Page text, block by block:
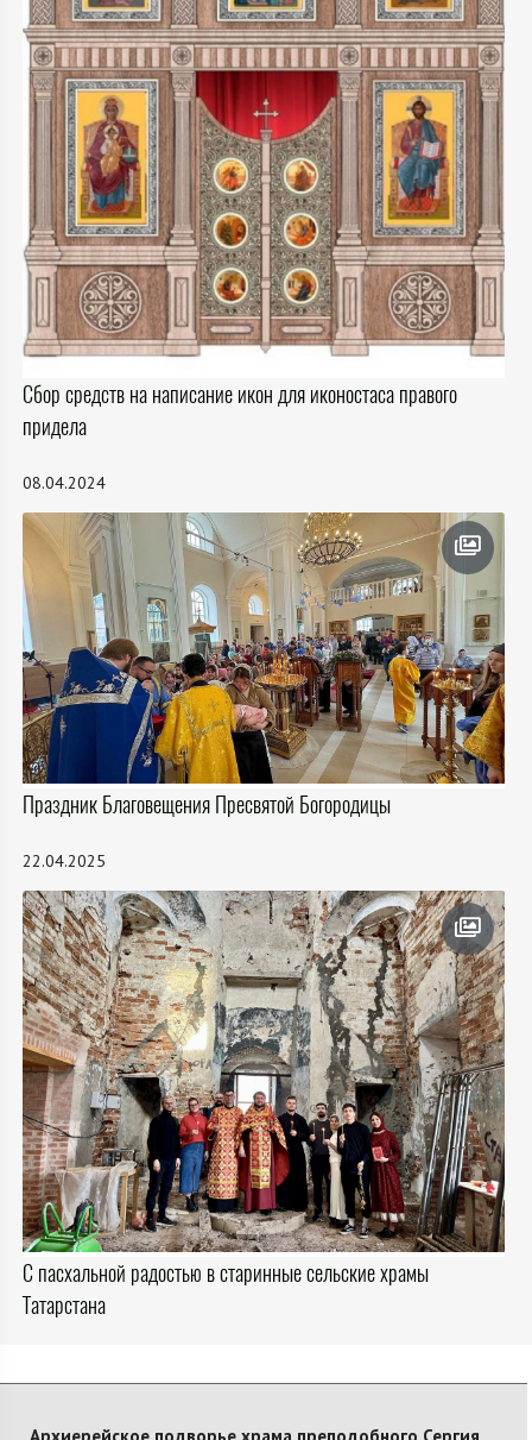
Сбор средств на написание икон для иконостаса правого
придела
08.04.2024
Праздник Благовещения Пресвятой Богородицы
22.04.2025
С пасхальной радостью в старинные сельские храмы
Татарстана